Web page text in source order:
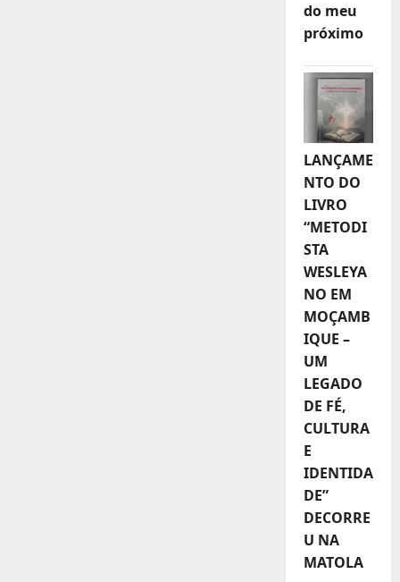
do meu
próximo
LANÇAME
NTO DO
LIVRO
“METODI
STA
WESLEYA
NO EM
MOÇAMB
IQUE –
UM
LEGADO
DE FÉ,
CULTURA
E
IDENTIDA
DE”
DECORRE
U NA
MATOLA